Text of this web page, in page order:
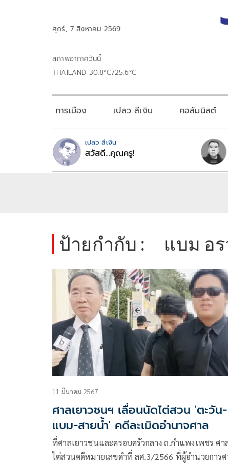
ศุกร์, 7 สิงหาคม 2569
สภาพอากาศวันนี้
THAILAND 30.8°C/25.6°C
การเมือง เปลว สีเงิน คอลัมนิสต์
เปลว สีเงิน
สวัสดี...คุณครู!
ป้ายกำกับ : แบม อ
11 มีนาคม 2567
ศาลเยาวชนฯ เลื่อนนัดไต่สวน 'ตะวัน-
แบม-สายน้ำ' คดีละเมิดอำนาจศาล
ที่ศาลเยาวชนและครอบครัวกลาง ถ.กำแพงเพชร ศา
ไต่สวนคดีหมายเลขดำที่ ลศ.3/2566 ที่ผู้อำนวยการ